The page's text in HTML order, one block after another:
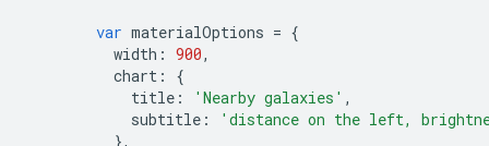
var materialOptions = {
width : 900,
chart :
{
title : 'Nearby galaxies' ,
subtitle :
'distance on the left,
},